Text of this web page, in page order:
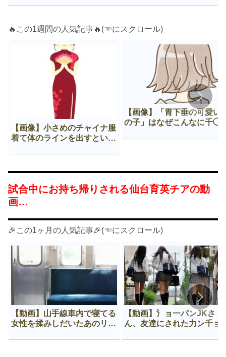
🔥この1週間の人気記事🔥(☜にスクロール)
【画像】小さめのチャイナ服
着て体のラインを出すという
【画像】「胃下垂の可愛い
の子」はなぜこんなに千◯
試合中にお持ち帰りされる仙台育英チアの動
画…
🎉この1ヶ月の人気記事🎉(☜にスクロール)
【動画】山手線車内で寝てる
女性を揉みしだいたあのリー
【動画】氵ョ一パンJKさ
ん、友達にされた力ン千ョ